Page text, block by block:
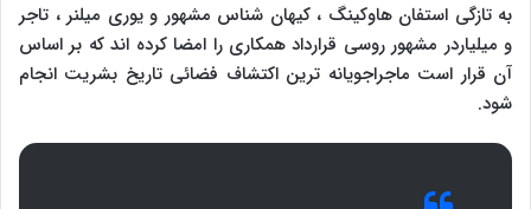
به تازگی استفان هاوکینگ ، کیهان شناس مشهور و یوری میلنر ، تاجر
و میلیاردر مشهور روسی قرارداد همکاری را امضا کرده اند که بر اساس
آن قرار است ماجراجویانه ترین اکتشاف فضائی تاریخ بشریت انجام
شود.